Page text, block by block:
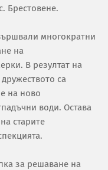
Брестовене.
многократни
на
В резултат на
са
на ново
води. Остава
старите
за решаване на